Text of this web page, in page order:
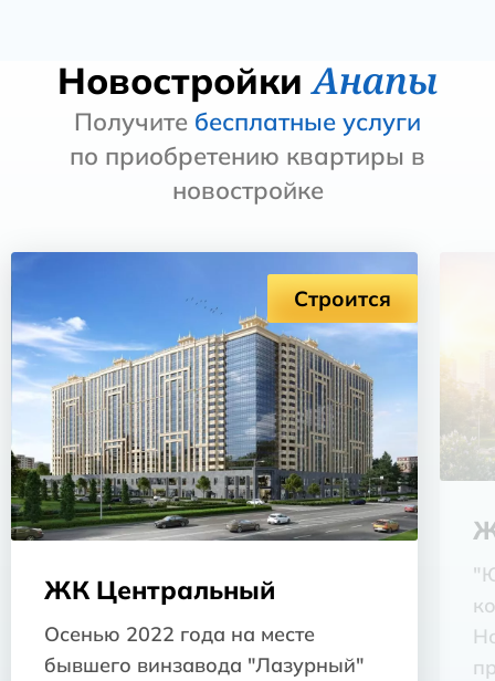
НовостройкиАнапы
Получите бесплатные услуги
по приобретению квартиры в
новостройке
Строится
ЖК Центральный
Осенью 2022 года на месте
бывшего винзавода "Лазурный"